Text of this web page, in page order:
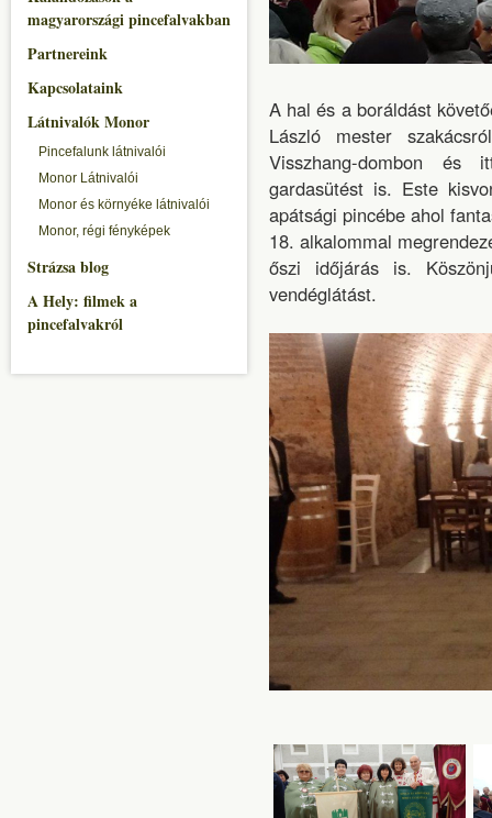
magyarországi pincefalvakban
Partnereink
Kapcsolataink
Látnivalók Monor
Pincefalunk látnivalói
Monor Látnivalói
Monor és környéke látnivalói
Monor, régi fényképek
Strázsa blog
A Hely: filmek a
pincefalvakról
A hal és a boráldást
László mester
Visszhang-dombon és
gardasütést is. Este
apátsági pincébe ahol
18. alkalommal
őszi időjárás is.
vendéglátást.